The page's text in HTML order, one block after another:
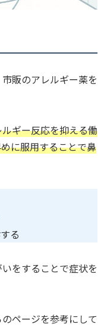
販のアレルギー薬を
ギー反応を抑える働
に服用することで鼻
る
をすることで症状を
ページを参考にして